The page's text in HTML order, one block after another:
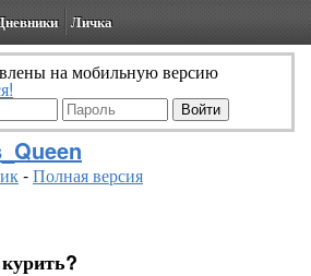
Личка
на мобильную версию
-Полная версия